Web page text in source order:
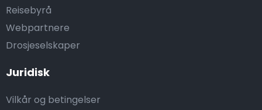
Reisebyrå
Webpartnere
Drosjeselskaper
Juridisk
Vilkår og betingelser